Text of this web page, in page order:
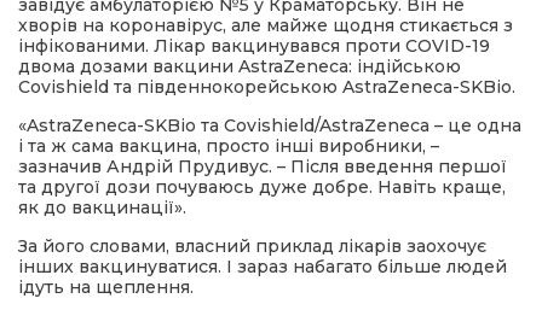
завідує амбулаторією №5 у Краматорську. Він не
хворів на коронавірус, але майже щодня стикається з
інфікованими. Лікар вакцинувався проти COVID-19
двома дозами вакцини AstraZeneca: індійською
Covishield та південнокорейською AstraZeneca-SKBio.
«AstraZeneca-SKBio та Covishield/AstraZeneca – це одна
і та ж сама вакцина, просто інші виробники, –
зазначив Андрій Прудивус. – Після введення першої
та другої дози почуваюсь дуже добре. Навіть краще,
як до вакцинації».
За його словами, власний приклад лікарів заохочує
інших вакцинуватися. І зараз набагато більше людей
ідуть на щеплення.